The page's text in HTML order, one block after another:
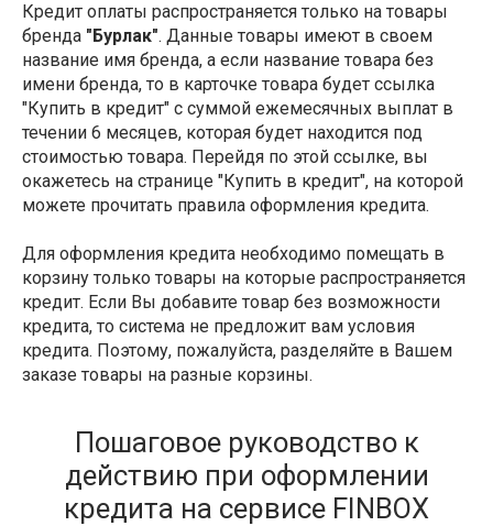
Кредит оплаты распространяется только на товары
бренда "Бурлак". Данные товары имеют в своем
название имя бренда, а если название товара без
имени бренда, то в карточке товара будет ссылка
"Купить в кредит" с суммой ежемесячных выплат в
течении 6 месяцев, которая будет находится под
стоимостью товара. Перейдя по этой ссылке, вы
окажетесь на странице "Купить в кредит", на которой
можете прочитать правила оформления кредита.
Для оформления кредита необходимо помещать в
корзину только товары на которые распространяется
кредит. Если Вы добавите товар без возможности
кредита, то система не предложит вам условия
кредита. Поэтому, пожалуйста, разделяйте в Вашем
заказе товары на разные корзины.
Пошаговое руководство к
действию при оформлении
кредита на сервисе FINBOX